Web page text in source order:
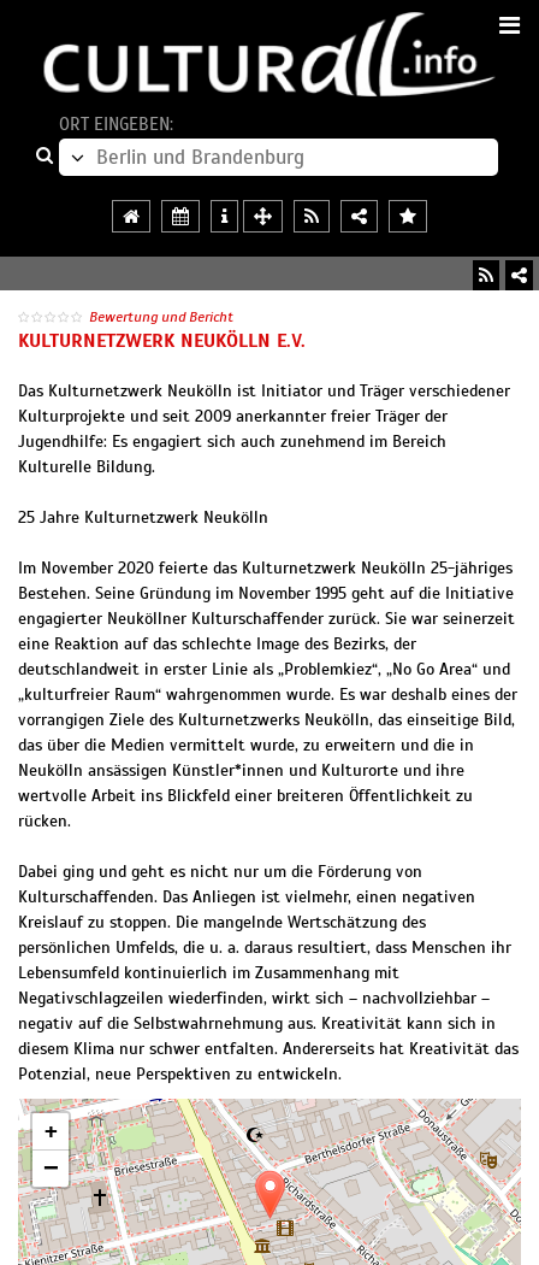
ORT EINGEBEN:
Bewertung und Bericht
KULTURNETZWERK NEUKÖLLN E.V.
Das Kulturnetzwerk Neukölln ist Initiator und Träger verschiedener
Kulturprojekte und seit 2009 anerkannter freier Träger der
Jugendhilfe: Es engagiert sich auch zunehmend im Bereich
Kulturelle Bildung.
25 Jahre Kulturnetzwerk Neukölln
Im November 2020 feierte das Kulturnetzwerk Neukölln 25-jähriges
Bestehen. Seine Gründung im November 1995 geht auf die Initiative
engagierter Neuköllner Kulturschaffender zurück. Sie war seinerzeit
eine Reaktion auf das schlechte Image des Bezirks, der
deutschlandweit in erster Linie als „Problemkiez“, „No Go Area“ und
„kulturfreier Raum“ wahrgenommen wurde. Es war deshalb eines der
vorrangigen Ziele des Kulturnetzwerks Neukölln, das einseitige Bild,
das über die Medien vermittelt wurde, zu erweitern und die in
Neukölln ansässigen Künstler*innen und Kulturorte und ihre
wertvolle Arbeit ins Blickfeld einer breiteren Öffentlichkeit zu
rücken.
Dabei ging und geht es nicht nur um die Förderung von
Kulturschaffenden. Das Anliegen ist vielmehr, einen negativen
Kreislauf zu stoppen. Die mangelnde Wertschätzung des
persönlichen Umfelds, die u. a. daraus resultiert, dass Menschen ihr
Lebensumfeld kontinuierlich im Zusammenhang mit
Negativschlagzeilen wiederfinden, wirkt sich – nachvollziehbar –
negativ auf die Selbstwahrnehmung aus. Kreativität kann sich in
diesem Klima nur schwer entfalten. Andererseits hat Kreativität das
Potenzial, neue Perspektiven zu entwickeln.
+
−